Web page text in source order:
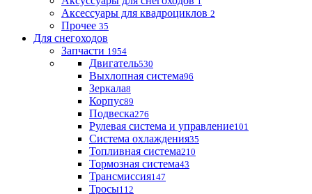
Аксессуары для квадроциклов 2
Прочее 35
Для снегоходов
Запчасти 1954
Двигатель530
Выхлопная система96
Зеркала8
Корпус89
Подвеска276
Рулевая система и управление101
Система охлаждения35
Топливная система210
Тормозная система43
Трансмиссия147
Тросы112